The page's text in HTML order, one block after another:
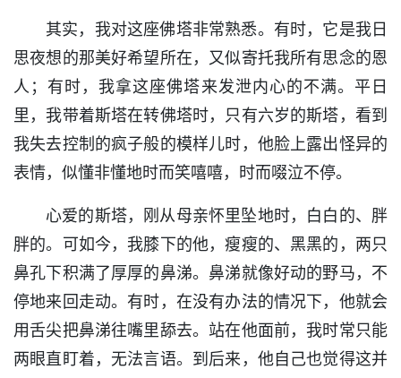
其实，我对这座佛塔非常熟悉。有时，它是我日
思夜想的那美好希望所在，又似寄托我所有思念的恩
人；有时，我拿这座佛塔来发泄内心的不满。平日
里，我带着斯塔在转佛塔时，只有六岁的斯塔，看到
我失去控制的疯子般的模样儿时，他脸上露出怪异的
表情，似懂非懂地时而笑嘻嘻，时而啜泣不停。
心爱的斯塔，刚从母亲怀里坠地时，白白的、胖
胖的。可如今，我膝下的他，瘦瘦的、黑黑的，两只
鼻孔下积满了厚厚的鼻涕。鼻涕就像好动的野马，不
停地来回走动。有时，在没有办法的情况下，他就会
用舌尖把鼻涕往嘴里舔去。站在他面前，我时常只能
两眼直盯着，无法言语。到后来，他自己也觉得这并